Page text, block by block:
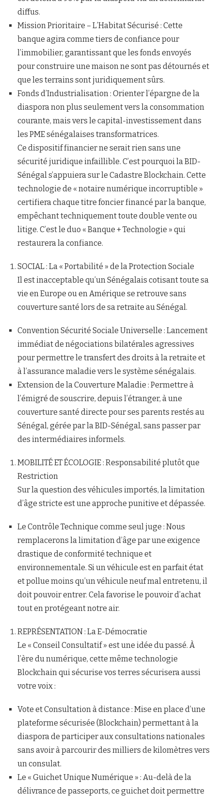
diffus.
Mission Prioritaire – L’Habitat Sécurisé : Cette
banque agira comme tiers de confiance pour
l’immobilier, garantissant que les fonds envoyés
pour construire une maison ne sont pas détournés et
que les terrains sont juridiquement sûrs.
Fonds d’Industrialisation : Orienter l’épargne de la
diaspora non plus seulement vers la consommation
courante, mais vers le capital-investissement dans
les PME sénégalaises transformatrices.
Ce dispositif financier ne serait rien sans une
sécurité juridique infaillible. C’est pourquoi la BID-
Sénégal s’appuiera sur le Cadastre Blockchain. Cette
technologie de « notaire numérique incorruptible »
certifiera chaque titre foncier financé par la banque,
empêchant techniquement toute double vente ou
litige. C’est le duo « Banque + Technologie » qui
restaurera la confiance.
SOCIAL : La « Portabilité » de la Protection Sociale
Il est inacceptable qu’un Sénégalais cotisant toute sa
vie en Europe ou en Amérique se retrouve sans
couverture santé lors de sa retraite au Sénégal.
Convention Sécurité Sociale Universelle : Lancement
immédiat de négociations bilatérales agressives
pour permettre le transfert des droits à la retraite et
à l’assurance maladie vers le système sénégalais.
Extension de la Couverture Maladie : Permettre à
l’émigré de souscrire, depuis l’étranger, à une
couverture santé directe pour ses parents restés au
Sénégal, gérée par la BID-Sénégal, sans passer par
des intermédiaires informels.
MOBILITÉ ET ÉCOLOGIE : Responsabilité plutôt que
Restriction
Sur la question des véhicules importés, la limitation
d’âge stricte est une approche punitive et dépassée.
Le Contrôle Technique comme seul juge : Nous
remplacerons la limitation d’âge par une exigence
drastique de conformité technique et
environnementale. Si un véhicule est en parfait état
et pollue moins qu’un véhicule neuf mal entretenu, il
doit pouvoir entrer. Cela favorise le pouvoir d’achat
tout en protégeant notre air.
REPRÉSENTATION : La E-Démocratie
Le « Conseil Consultatif » est une idée du passé. À
l’ère du numérique, cette même technologie
Blockchain qui sécurise vos terres sécurisera aussi
votre voix :
Vote et Consultation à distance : Mise en place d’une
plateforme sécurisée (Blockchain) permettant à la
diaspora de participer aux consultations nationales
sans avoir à parcourir des milliers de kilomètres vers
un consulat.
Le « Guichet Unique Numérique » : Au-delà de la
délivrance de passeports, ce guichet doit permettre